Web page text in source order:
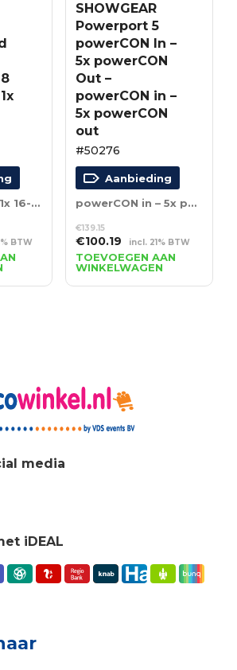
8 schuko’s en 1x 16-polige aansluiting
BTW
SHOWGEAR
Powerport 5
powerCON In –
5x powerCON
Out –
powerCON in –
5x powerCON
out
#50276
Aanbieding
powerCON in – 5x powerCON out
€139.15
Oorspronkelijke
prijs
was:
€139.15.
€100.19 Huidige
prijs
is:
€100.19.
incl. 21% BTW
TOEVOEGEN AAN
WINKELWAGEN
media
iDEAL